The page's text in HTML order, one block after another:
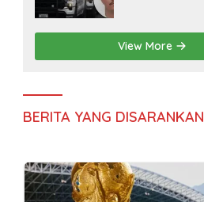
View More
BERITA YANG DISARANKAN